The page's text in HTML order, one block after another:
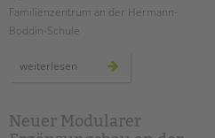
Familienzentrum an der Hermann-
Boddin -Schule
weiterlesen übergabe
an
der
Neuer Modularer